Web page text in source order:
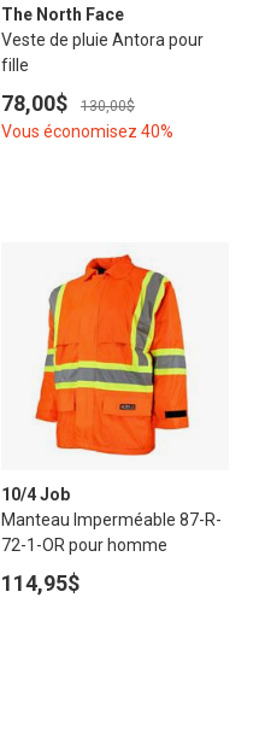
The North Face
Veste de pluie Antora pour
fille
78,00$ 130,00$
Vous économisez 40%
10/4 Job
Manteau Imperméable 87-R-
72-1-OR pour homme
114,95$